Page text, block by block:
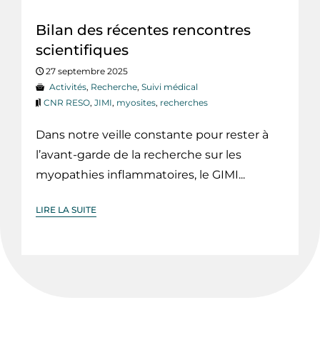
Bilan des récentes rencontres
scientifiques
27 septembre 2025
Activités, Recherche, Suivi médical
CNR RESO, JIMI, myosites, recherches
Dans notre veille constante pour rester à
l’avant-garde de la recherche sur les
myopathies inflammatoires, le GIMI...
LIRE LA SUITE